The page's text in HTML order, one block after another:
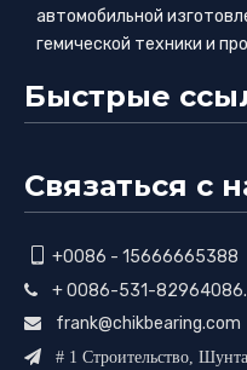
автомобильной
гемической техники и
Быстрые
Связаться с
+0086 - 15666665388
 + 0086-531-82964086.
 frank@chikbearing.com
 # 1 Строительство,